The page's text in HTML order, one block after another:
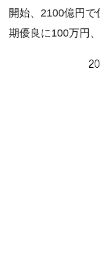
開始、2100億円
期優良に100万円